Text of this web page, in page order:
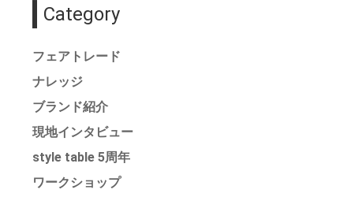
Category
フェアトレード
ナレッジ
ブランド紹介
現地インタビュー
style table 5周年
ワークショップ